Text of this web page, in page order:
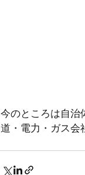
今のところは自治
道・電力・ガス会